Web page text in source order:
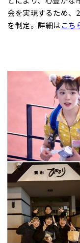
会を実現するため、
を制定。詳細はこち